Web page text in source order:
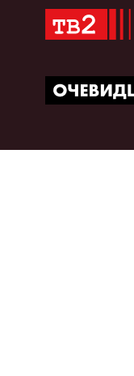
Перейти